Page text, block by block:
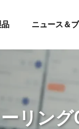
ニュース＆
リン